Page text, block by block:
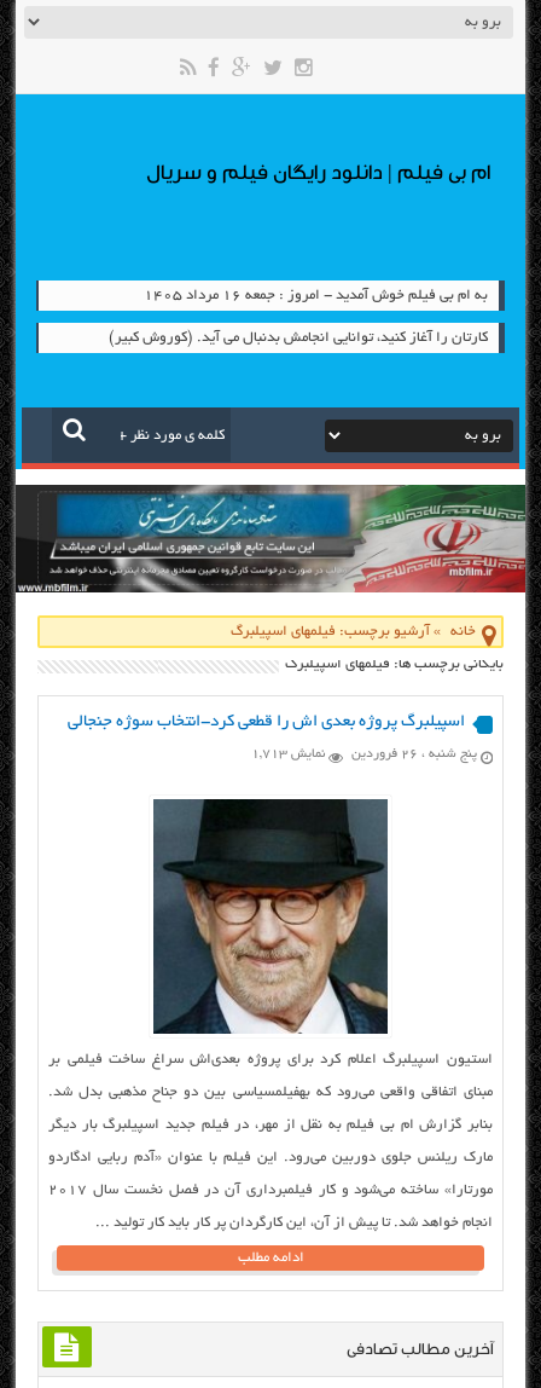
ام بی فیلم | دانلود رایگان فیلم و سریال
به ام بی فیلم خوش آمدید - امروز : جمعه ۱۶ مرداد ۱۴۰۵
کارتان را آغاز کنید، توانایی انجامش بدنبال می آید. (کوروش کبیر)
خانه » آرشیو برچسب: فیلمهای اسپیلبرگ
بایگانی برچسب ها: فیلمهای اسپیلبرگ
اسپیلبرگ پروژه بعدی اش را قطعی کرد-انتخاب سوژه جنجالی
پنج شنبه ، ۲۶ فروردین نمایش 1,713
استیون اسپیلبرگ اعلام کرد برای پروژه بعدی‌‌اش سراغ ساخت فیلمی بر
مبنای اتفاقی واقعی می‌رود که بهفیلمسیاسی بین دو جناح مذهبی بدل شد.
بنابر گزارش ام بی فیلم به نقل از مهر، در فیلم جدید اسپیلبرگ بار دیگر
مارک ریلنس جلوی دوربین می‌رود. این فیلم با عنوان «آدم ربایی ادگاردو
مورتارا» ساخته می‌شود و کار فیلمبرداری آن در فصل نخست سال ۲۰۱۷
انجام خواهد شد. تا پیش از آن، این کارگردان پر کار باید کار تولید ...
ادامه مطلب
آخرین مطالب تصادفی